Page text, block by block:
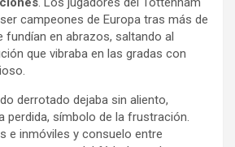
campeones de Europa tras más de
fundían en abrazos, saltando al
que vibraba en las gradas con
derrotado dejaba sin aliento,
perdida, símbolo de la frustración.
e inmóviles y consuelo entre